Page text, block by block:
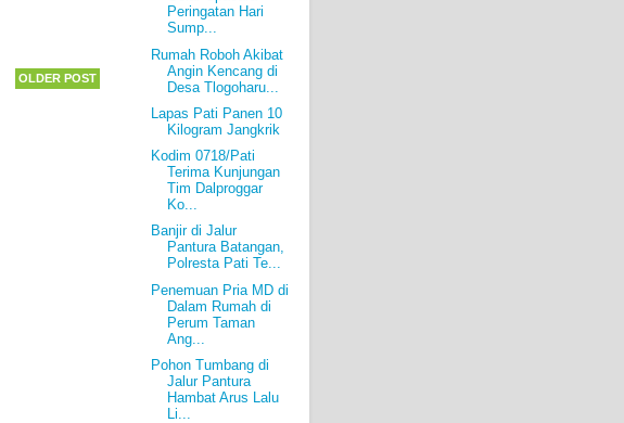
OLDER POST
Peringatan Hari
Sump...
Rumah Roboh Akibat
Angin Kencang di
Desa Tlogoharu...
Lapas Pati Panen 10
Kilogram Jangkrik
Kodim 0718/Pati
Terima Kunjungan
Tim Dalproggar
Ko...
Banjir di Jalur
Pantura Batangan,
Polresta Pati Te...
Penemuan Pria MD di
Dalam Rumah di
Perum Taman
Ang...
Pohon Tumbang di
Jalur Pantura
Hambat Arus Lalu
Li...